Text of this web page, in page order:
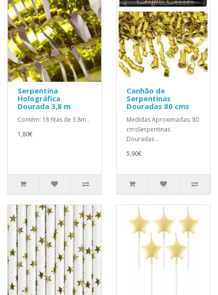
Serpentina
Holográfica
Dourada 3,8 m
Contém: 18 fitas de 3.8m..
1,80€
Canhão de
Serpentinas
Douradas 80 cms
Medidas Aproximadas: 80
cmsSerpentinas
Douradas ..
5,90€